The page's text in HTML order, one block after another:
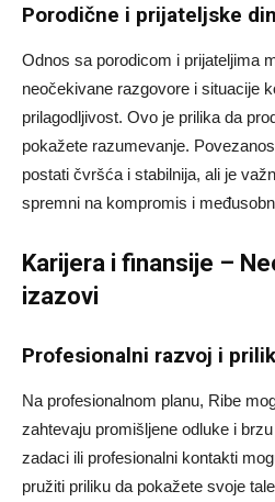
Porodične i prijateljske
Odnos sa porodicom i prijateljima
neočekivane razgovore i situacije
prilagodljivost. Ovo je prilika da
pokažete razumevanje.
postati čvršća i stabilnija, ali je
spremni na kompromis i
Karijera i finansije –
izazovi
Profesionalni razvoj i
Na profesionalnom planu, Ribe
zahtevaju promišljene odluke i
zadaci ili profesionalni kontakti
pružiti priliku da pokažete svoje